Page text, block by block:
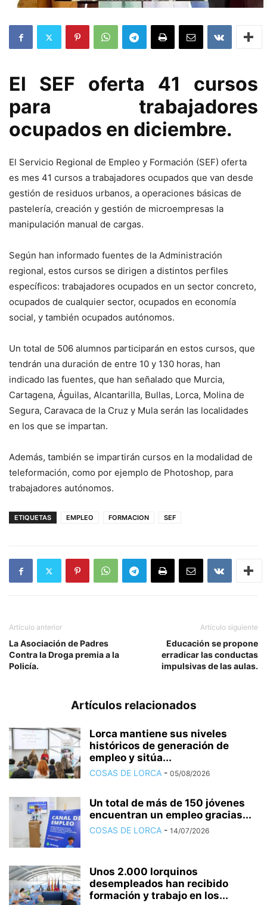
El SEF oferta 41 cursos
para trabajadores
ocupados en diciembre.
El Servicio Regional de Empleo y Formación (SEF) oferta
es mes 41 cursos a trabajadores ocupados que van desde
gestión de residuos urbanos, a operaciones básicas de
pastelería, creación y gestión de microempresas la
manipulación manual de cargas.
Según han informado fuentes de la Administración
regional, estos cursos se dirigen a distintos perfiles
específicos: trabajadores ocupados en un sector concreto,
ocupados de cualquier sector, ocupados en economía
social, y también ocupados autónomos.
Un total de 506 alumnos participarán en estos cursos, que
tendrán una duración de entre 10 y 130 horas, han
indicado las fuentes, que han señalado que Murcia,
Cartagena, Águilas, Alcantarilla, Bullas, Lorca, Molina de
Segura, Caravaca de la Cruz y Mula serán las localidades
en los que se impartan.
Además, también se impartirán cursos en la modalidad de
teleformación, como por ejemplo de Photoshop, para
trabajadores autónomos.
ETIQUETAS EMPLEO FORMACION SEF
Artículo anterior
La Asociación de Padres
Contra la Droga premia a la
Policía.
Artículo siguiente
Educación se propone
erradicar las conductas
impulsivas de las aulas.
Artículos relacionados
Lorca mantiene sus niveles
históricos de generación de
empleo y sitúa...
COSAS DE LORCA - 05/08/2026
Un total de más de 150 jóvenes
encuentran un empleo gracias...
COSAS DE LORCA - 14/07/2026
Unos 2.000 lorquinos
desempleados han recibido
formación y trabajo en los...